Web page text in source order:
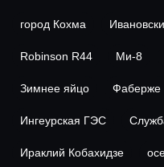
город Кохма
Robinson R44 Ми-8
Зимнее яйцо Фаберже
Ингеурская ГЭС
Ираклий Кобахидзе